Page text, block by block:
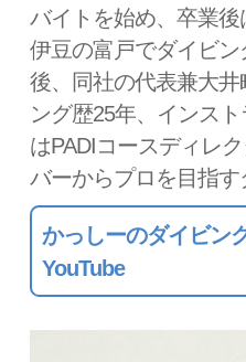
バイトを始め、卒業
伊豆の富戸でダイビ
後、同社の代表兼大
ング歴25年、インス
はPADIコースディレ
バーからプロを目指す
かっしーのダイビン
YouTube